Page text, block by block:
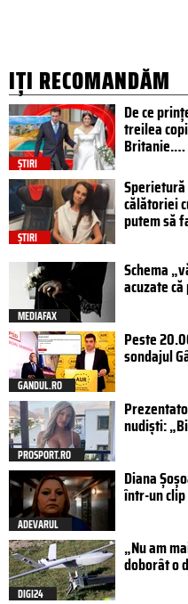
IȚI RECOMANDĂM
ȘTIRI
De ce
treilea
Britanie.…
ȘTIRI
călătoriei
putem să
MEDIAFAX
Schema
acuzate
GANDUL.RO
Peste
sondajul
PROSPORT.RO
nudiști:
ADEVARUL
Diana
într-un
DIGI24
„Nu am
doborât o